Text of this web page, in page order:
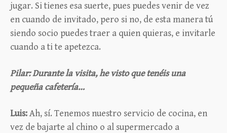
jugar. Si tienes esa suerte, pues puedes venir de vez
en cuando de invitado, pero si no, de esta manera tú
siendo socio puedes traer a quien quieras, e invitarle
cuando a ti te apetezca.
Pilar: Durante la visita, he visto que tenéis una
pequeña cafetería…
Luis:Ah, sí. Tenemos nuestro servicio de cocina, en
vez de bajarte al chino o al supermercado a